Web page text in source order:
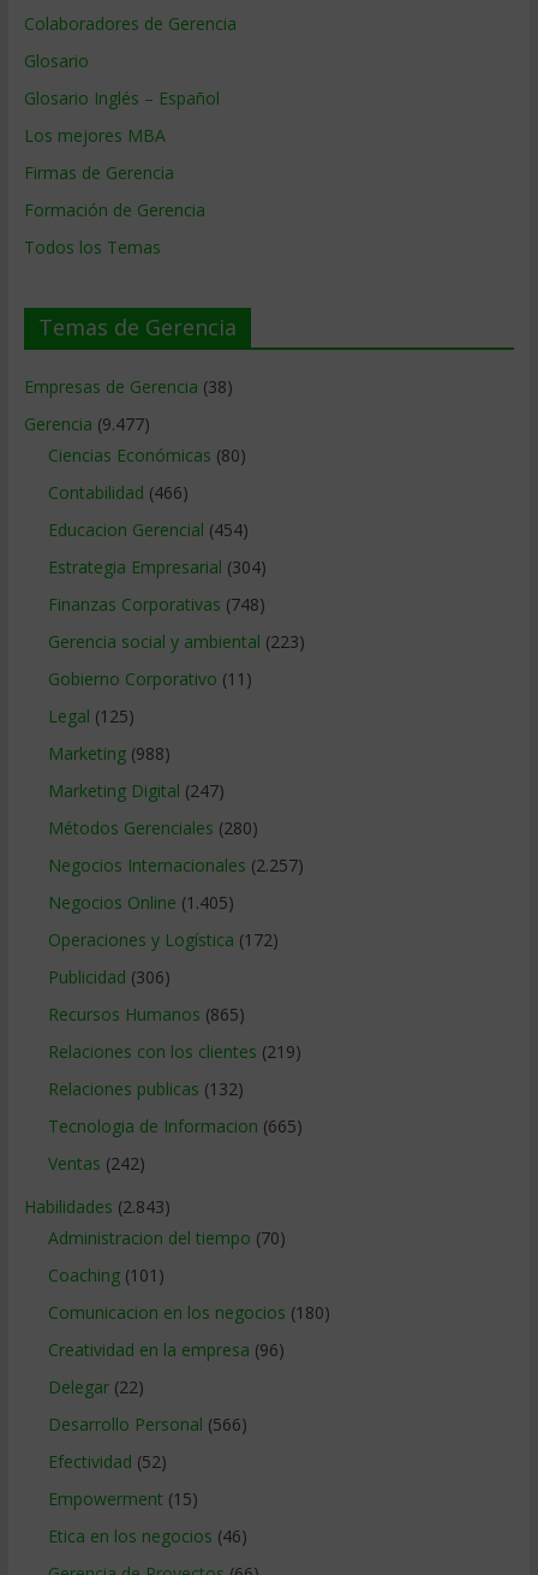
Colaboradores de Gerencia
Glosario
Glosario Inglés – Español
Los mejores MBA
Firmas de Gerencia
Formación de Gerencia
Todos los Temas
Temas de Gerencia
Empresas de Gerencia (38)
Gerencia (9.477)
Ciencias Económicas (80)
Contabilidad (466)
Educacion Gerencial (454)
Estrategia Empresarial (304)
Finanzas Corporativas (748)
Gerencia social y ambiental (223)
Gobierno Corporativo (11)
Legal (125)
Marketing(988)
Marketing Digital (247)
Métodos Gerenciales (280)
Negocios Internacionales (2.257)
Negocios Online (1.405)
Operaciones y Logística (172)
Publicidad (306)
Recursos Humanos (865)
Relaciones con los clientes (219)
Relaciones publicas (132)
Tecnologia de Informacion (665)
Ventas (242)
Habilidades (2.843)
Administracion del tiempo (70)
Coaching(101)
Comunicacion en los negocios (180)
Creatividad en la empresa (96)
Delegar(22)
Desarrollo Personal (566)
Efectividad (52)
Empowerment (15)
Etica en los negocios (46)